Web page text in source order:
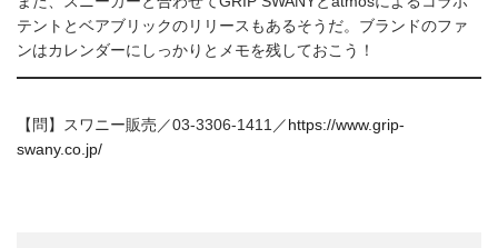
テントとベアブリックのリリースもあるそうだ。ブランドのファ
ンはカレンダーにしっかりとメモを残しておこう！
【問】スワニー販売／03-3306-1411／https://www.grip-
swany.co.jp/